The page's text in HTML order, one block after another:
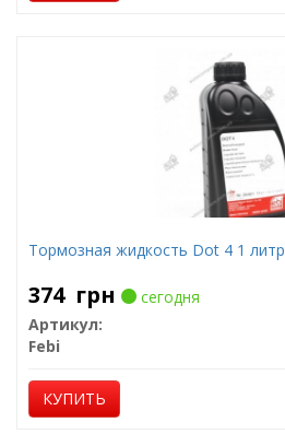
Тормозная жидкость Dot 4 1 литр
374 грн
сегодня
Артикул:
Febi
КУПИТЬ